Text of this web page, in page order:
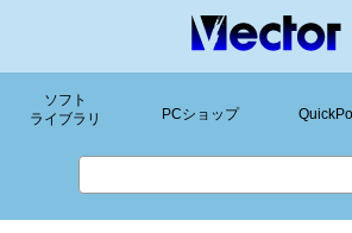
ソフト
ライブラリ
PCショップ